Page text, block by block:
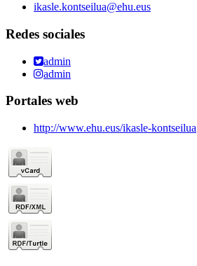
ikasle.kontseilua@ehu.eus
Redes sociales
admin
admin
Portales web
http://www.ehu.eus/ikasle-kontseilua